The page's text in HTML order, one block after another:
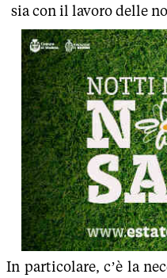
sia con il lavoro delle
In particolare, c’è la